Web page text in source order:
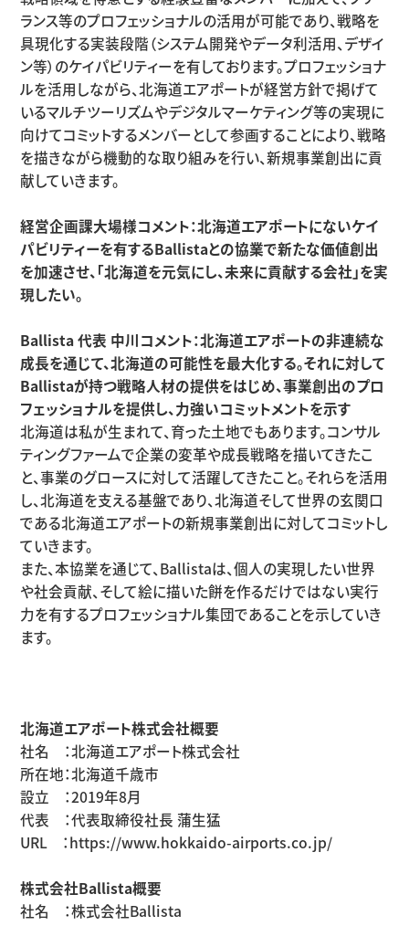
ランス等のプロフェッショナルの活用が可能であり、戦略を
具現化する実装段階（システム開発やデータ利活用、デザイ
ン等）のケイパビリティーを有しております。プロフェッショナ
ルを活用しながら、北海道エアポートが経営方針で掲げて
いるマルチツーリズムやデジタルマーケティング等の実現に
向けてコミットするメンバーとして参画することにより、戦略
を描きながら機動的な取り組みを行い、新規事業創出に貢
献していきます。
経営企画課大場様コメント：北海道エアポートにないケイ
パビリティーを有するBallistaとの協業で新たな価値創出
を加速させ、「北海道を元気にし、未来に貢献する会社」を実
現したい。
Ballista 代表 中川コメント：北海道エアポートの非連続な
成長を通じて、北海道の可能性を最大化する。それに対して
Ballistaが持つ戦略人材の提供をはじめ、事業創出のプロ
フェッショナルを提供し、力強いコミットメントを示す
北海道は私が生まれて、育った土地でもあります。コンサル
ティングファームで企業の変革や成長戦略を描いてきたこ
と、事業のグロースに対して活躍してきたこと。それらを活用
し、北海道を支える基盤であり、北海道そして世界の玄関口
である北海道エアポートの新規事業創出に対してコミットし
ていきます。
また、本協業を通じて、Ballistaは、個人の実現したい世界
や社会貢献、そして絵に描いた餅を作るだけではない実行
力を有するプロフェッショナル集団であることを示していき
ます。
北海道エアポート株式会社概要
社名 ：北海道エアポート株式会社
所在地：北海道千歳市
設立 ：2019年8月
代表 ：代表取締役社長 蒲生猛
URL ：https://www.hokkaido-airports.co.jp/
株式会社Ballista概要
社名 ：株式会社Ballista